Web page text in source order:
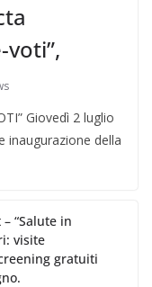
Giovedì 2 luglio
inaugurazione della
“Salute in
visite
gratuiti